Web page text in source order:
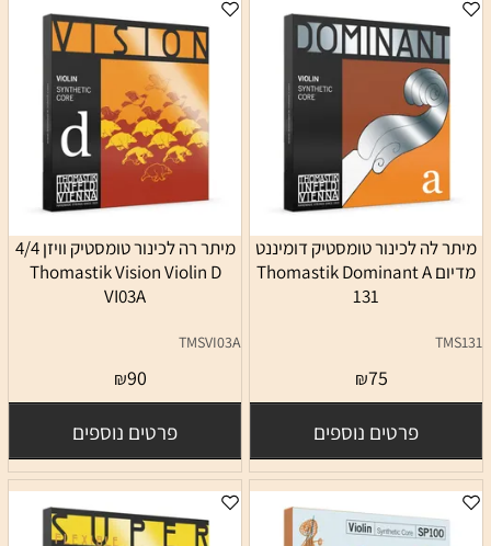
מיתר לה לכינור טומסטיק דומיננט
מדיום Thomastik Dominant A
131
TMS131
₪75
פרטים נוספים
מיתר רה לכינור טומסטיק וויזן 4/4
Thomastik Vision Violin D
VI03A
TMSVI03A
₪90
פרטים נוספים